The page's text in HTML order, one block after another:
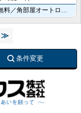
ウォークインクローゼット／インターネット無料／角部屋オートロック／防犯カメラ／宅配ボックス／浴室乾燥･･･
≫
条件変更